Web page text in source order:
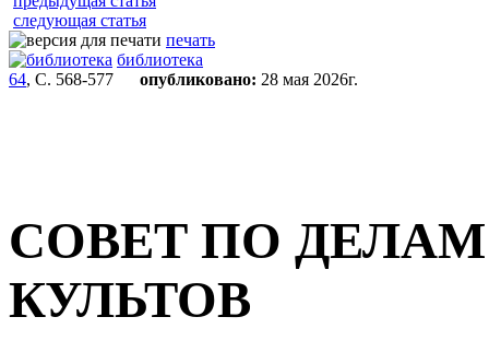
следующая статья
печать
библиотека
64, С. 568-577 опубликовано: 28 мая 2026г.
СОВЕТ ПО
КУЛЬТОВ